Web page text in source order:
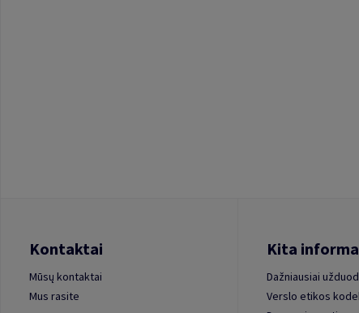
Kontaktai
Mūsų kontaktai
Mus rasite
Kita
Dažniausiai
Verslo etikos